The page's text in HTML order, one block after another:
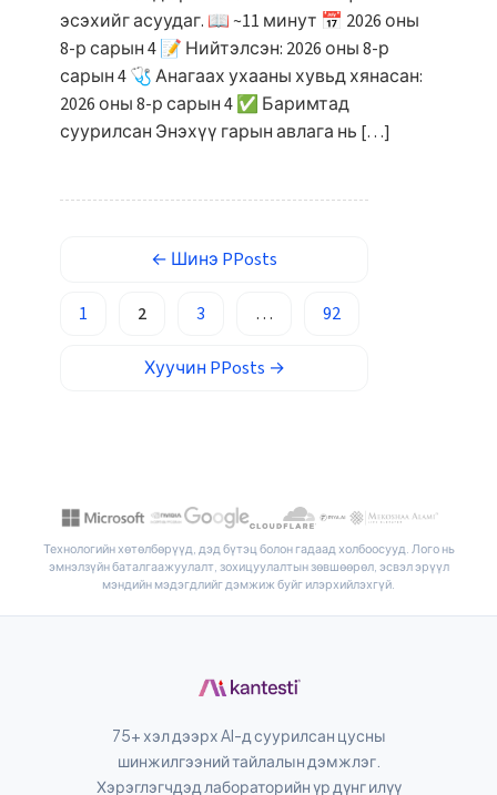
эсэхийг асуудаг. 📖 ~11 минут 📅 2026 оны
8-р сарын 4 📝 Нийтэлсэн: 2026 оны 8-р
сарын 4 🩺 Анагаах ухааны хувьд хянасан:
2026 оны 8-р сарын 4 ✅ Баримтад
суурилсан Энэхүү гарын авлага нь […]
← Шинэ PPosts
1 2 3 … 92
Хуучин PPosts →
Технологийн хөтөлбөрүүд, дэд бүтэц болон гадаад холбоосууд. Лого нь
эмнэлзүйн баталгаажуулалт, зохицуулалтын зөвшөөрөл, эсвэл эрүүл
мэндийн мэдэгдлийг дэмжиж буйг илэрхийлэхгүй.
75+ хэл дээрх AI-д суурилсан цусны
шинжилгээний тайлалын дэмжлэг.
Хэрэглэгчдэд лабораторийн үр дүнг илүү
O‘zbekcha
Català
Hrvatski
Slovenčina
كوردی‎
پښتو
العربية المغربية
Afrikaans
ພາສາລາວ
Basa Jawa